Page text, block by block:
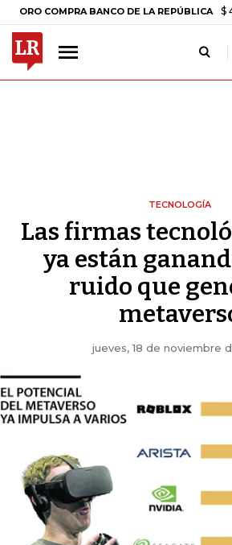
COMPRA BANCO DE LA REPÚBLICA $
TECNOLOGÍA
Las firmas
ya están
ruido que
jueves, 18 de noviembre